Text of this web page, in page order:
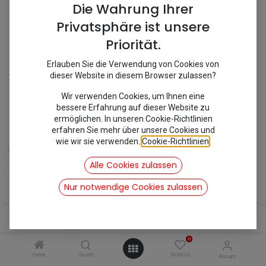
Home Search
0
Wishlist Account
Halteklammer Bremsklötze
[301202/MC1371] Halteklammer
Bremsklötze
Halteklammer Bremsklötze im Bremssattel
Die Wahrung Ihrer
Privatsphäre ist unsere
Priorität.
Erlauben Sie die Verwendung von Cookies von
dieser Website in diesem Browser zulassen?
Wir verwenden Cookies, um Ihnen eine
bessere Erfahrung auf dieser Website zu
ermöglichen. In unseren Cookie-Richtlinien
erfahren Sie mehr über unsere Cookies und
wie wir sie verwenden. Cookie-Richtlinien.
Alle Cookies zulassen
Nur notwendige Cookies zulassen